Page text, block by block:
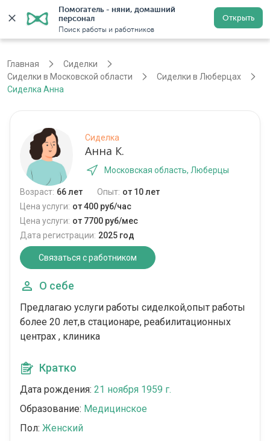
Помогатель - няни, домашний
персонал
Поиск работы и работников
Открыть
Регистрация
Главная
Сиделки
Сиделки в Московской области
Сиделки в Люберцах
Сиделка Анна
Сиделка
Анна К.
Московская область, Люберцы
Возраст: 66 лет Опыт: от 10 лет
Цена услуги: от 400 руб/час
Цена услуги: от 7700 руб/мес
Дата регистрации: 2025 год
Связаться с работником
О себе
Предлагаю услуги работы сиделкой,опыт работы
более 20 лет,в стационаре, реабилитационных
центрах , клиника
Кратко
Дата рождения: 21 ноября 1959 г.
Образование: Медицинское
Пол: Женский